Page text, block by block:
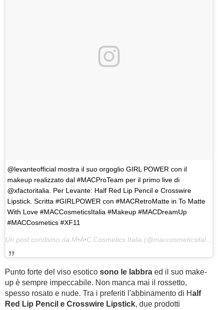
@levanteofficial mostra il suo orgoglio GIRL POWER con il
makeup realizzato dal #MACProTeam per il primo live di
@xfactoritalia. Per Levante: Half Red Lip Pencil e Crosswire
Lipstick. Scritta #GIRLPOWER con #MACRetroMatte in To Matte
With Love #MACCosmeticsItalia #Makeup #MACDreamUp
#MACCosmetics #XF11
Un post condiviso da M•A•C Cosmetics Italia (@maccosmeticsitalia) in data:
Punto forte del viso esotico sono le labbra ed il suo make-
up è sempre impeccabile. Non manca mai il rossetto,
spesso rosato e nude. Tra i preferiti l'abbinamento di Half
Red Lip Pencil e Crosswire Lipstick, due prodotti